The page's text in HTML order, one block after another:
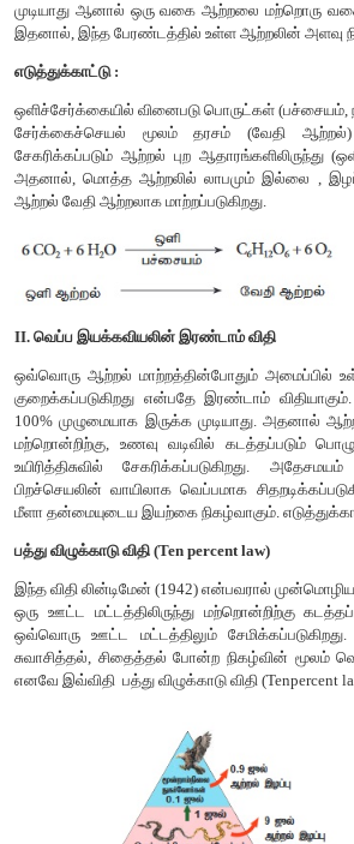
ஒரு ஊண் உண்ணியை உணவாகக்
நான்காவது ஊட்ட மட்டத்தில் (T4) இடம்
நுகர்வோர்கள் (tertiary consumers)
(secondary carnivores) என்றும்
விலங்குகள் இரண்டையும்
(omnivores)(காகம்) எனப்படுகிறது.
ஒன்றுக்கு மேற்பட்ட ஊட்ட மட்டத்தில் இடம்
சூழல்மண்டலத்தில் ஆற்றல் ஊட்ட
ஆற்றல் ஓட்டம் என
செயல்பாடு ஆகும். உற்பத்தியாளர்களால்
நுகர்வோர்களுக்கும்,
மட்டத்திற்கும் பரிமாற்றம் அடையும்
சிதறடிக்கப்படுகிறது.
சார் ஓட்டமாக உள்ளது. அதாவது ஒரே